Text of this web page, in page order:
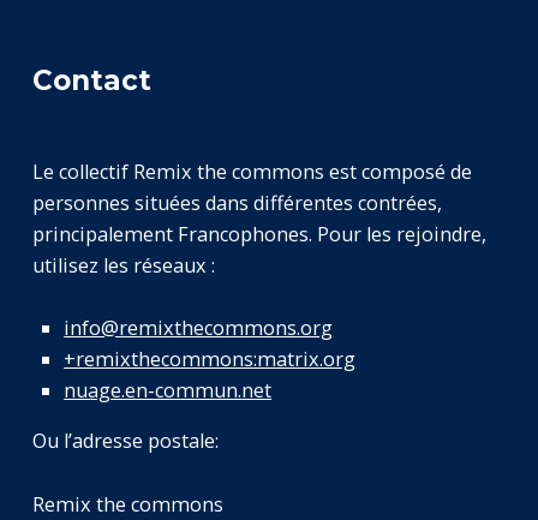
Contact
Le collectif Remix the commons est composé de
personnes situées dans différentes contrées,
principalement Francophones. Pour les rejoindre,
utilisez les réseaux :
info@remixthecommons.org
+remixthecommons:matrix.org
nuage.en-commun.net
Ou l’adresse postale:
Remix the commons